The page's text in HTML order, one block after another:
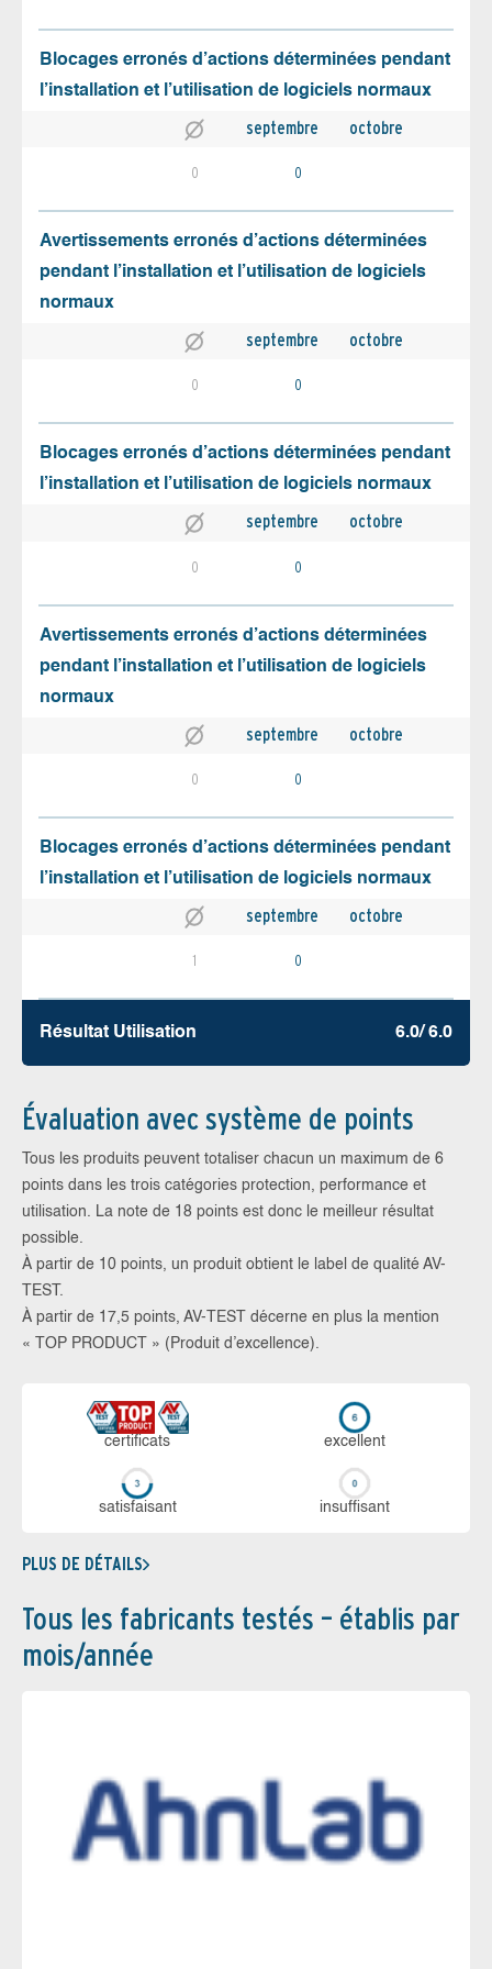
Blocages erronés d’actions déterminées pendant
l’installation et l’utilisation de logiciels normaux
septembre octobre
0 0
Avertissements erronés d’actions déterminées
pendant l’installation et l’utilisation de logiciels
normaux
septembre octobre
0 0
Blocages erronés d’actions déterminées pendant
l’installation et l’utilisation de logiciels normaux
septembre octobre
0 0
Avertissements erronés d’actions déterminées
pendant l’installation et l’utilisation de logiciels
normaux
septembre octobre
0 0
Blocages erronés d’actions déterminées pendant
l’installation et l’utilisation de logiciels normaux
septembre octobre
1 0
Résultat Utilisation 6.0/ 6.0
Évaluation avec système de points
Tous les produits peuvent totaliser chacun un maximum de 6
points dans les trois catégories protection, performance et
utilisation. La note de 18 points est donc le meilleur résultat
possible.
À partir de 10 points, un produit obtient le label de qualité AV-
TEST.
À partir de 17,5 points, AV-TEST décerne en plus la mention
« TOP PRODUCT » (Produit d’excellence).
certi­ficats ex­cellent
sa­tis­fai­sant in­suf­fi­sant
PLUS DE DÉTAILS
Tous les fabricants testés – établis par
mois/année